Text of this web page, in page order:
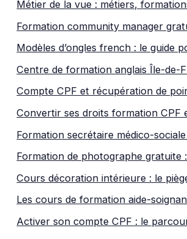
Métier de la vue : métiers,
Formation community manager
Modèles d’ongles french : le guide
Centre de formation anglais Île-
Compte CPF et récupération de
Convertir ses droits formation CPF
Formation secrétaire médico-
Formation de photographe gratuite
Cours décoration intérieure : le
Les cours de formation aide-
Activer son compte CPF : le